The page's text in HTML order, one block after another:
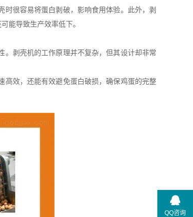
很容易将蛋白剥破，影响食用体验。此外，剥
能导致生产效率低下。
剥壳机的工作原理并不复杂，但其设计却非常
效，还能有效避免蛋白破损，确保鸡蛋的完整
QQ咨询